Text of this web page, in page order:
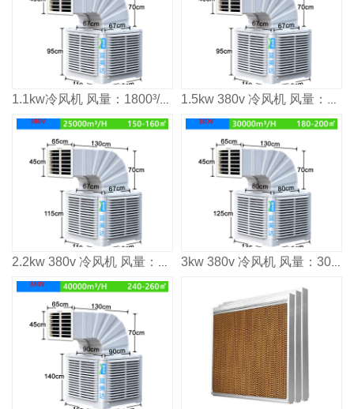
1.1kw冷风机 风量：1800³/h 适用面积：80-100m² 1.5kw 380v 冷风机 风量：2000³/h 适用面积：120㎡
2.2kw 380v 冷风机 风量：2500³/h 适用面积：160㎡ 3kw 380v 冷风机 风量：3000³/h 适用面积：2000㎡